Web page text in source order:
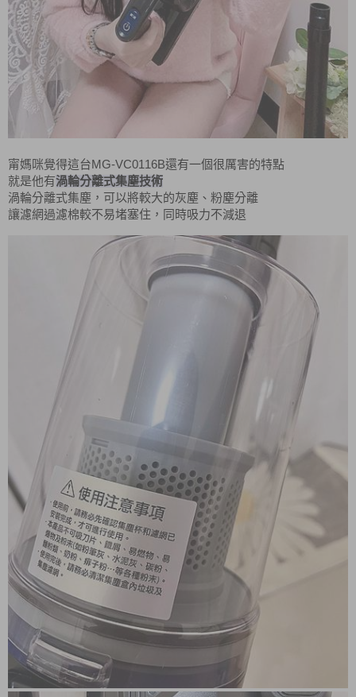
甯媽咪覺得這台MG-VC0116B還有一個很厲害的特點
就是他有渦輪分離式集塵技術
渦輪分離式集塵，可以將較大的灰塵、粉塵分離
讓濾網過濾棉較不易堵塞住，同時吸力不減退